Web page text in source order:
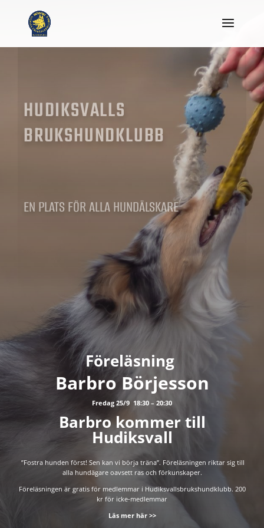
HUDIKSVALLS
BRUKSHUNDKLUBB
EN PLATS FÖR ALLA HUNDÄLSKARE
Föreläsning
Barbro Börjesson
Fredag 25/9 18:30 – 20:30
Barbro kommer till
Hudiksvall
”Fostra hunden först! Sen kan vi börja träna”. Föreläsningen riktar sig till
alla hundägare oavsett ras och förkunskaper.
Föreläsningen är gratis för medlemmar i Hudiksvallsbrukshundklubb. 200
kr för icke-medlemmar
Läs mer här >>